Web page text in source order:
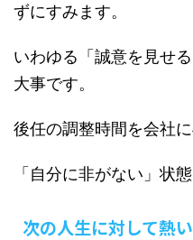
ずにすみます。
いわゆる「誠意を見せ
大事です。
後任の調整時間を会社
「自分に非がない」状
次の人生に対して熱